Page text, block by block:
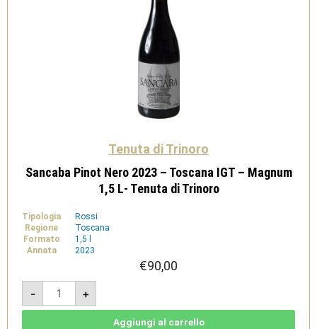
Tenuta di Trinoro
Sancaba Pinot Nero 2023 – Toscana IGT – Magnum
1,5 L- Tenuta di Trinoro
Tipologia
Rossi
Regione
Toscana
Formato
1,5 l
Annata
2023
€90,00
-
Sancaba
Pinot
Nero
2023
+
Aggiungi al carrello